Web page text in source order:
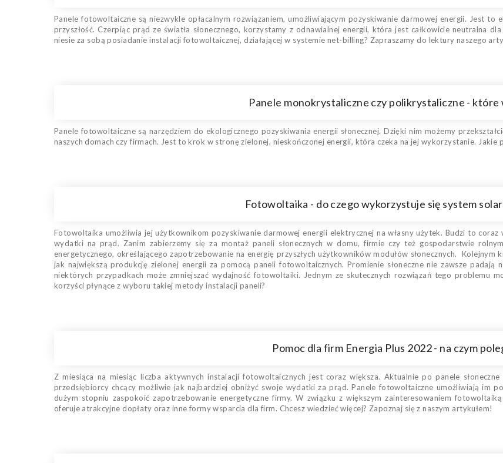
Panele fotowoltaiczne są niezwykle opłacalnym rozwiązaniem, umożliwiającym pozyskiwanie darmowej energii. Jest
przyszłość. Czerpiąc prąd ze światła słonecznego, korzystamy z odnawialnej energii, która jest całkowicie neutralna
niesie za sobą posiadanie instalacji fotowoltaicznej, działającej w systemie net-billing? Zapraszamy do lektury naszego
Panele monokrystaliczne czy polikrystaliczne - które
Panele fotowoltaiczne są narzędziem do ekologicznego pozyskiwania energii słonecznej. Dzięki nim możemy
naszych domach czy firmach. Jest to krok w stronę zielonej, nieskończonej energii, która czeka na jej wykorzystanie. Jakie
Fotowoltaika - do czego wykorzystuje się system
Fotowoltaika umożliwia jej użytkownikom pozyskiwanie darmowej energii elektrycznej na własny użytek. Budzi to
wydatki na prąd. Zanim zabierzemy się za montaż paneli słonecznych w domu, firmie czy też gospodarstwie
energetycznego, określającego zapotrzebowanie na energię przyszłych użytkowników modułów słonecznych.
jak największą produkcję zielonej energii za pomocą paneli fotowoltaicznych. Promienie słoneczne nie zawsze
niektórych przypadkach może zmniejszać wydajność fotowoltaiki. Jednym ze skutecznych rozwiązań tego problemu
korzyści płynące z wyboru takiej metody instalacji paneli?
Pomoc dla firm Energia Plus 2022 - na czym
Z miesiąca na miesiąc liczba aktywnych instalacji fotowoltaicznych jest coraz większa. Aktualnie po panele
przedsiębiorcy chcący możliwie jak najbardziej obniżyć swoje wydatki za prąd. Panele fotowoltaiczne umożliwiają im
dużym stopniu zaspokoić zapotrzebowanie energetyczne firmy. W związku z większym zainteresowaniem
oferuje atrakcyjne dopłaty oraz inne formy wsparcia dla firm. Chcesz wiedzieć więcej? Zapoznaj się z naszym artykułem!